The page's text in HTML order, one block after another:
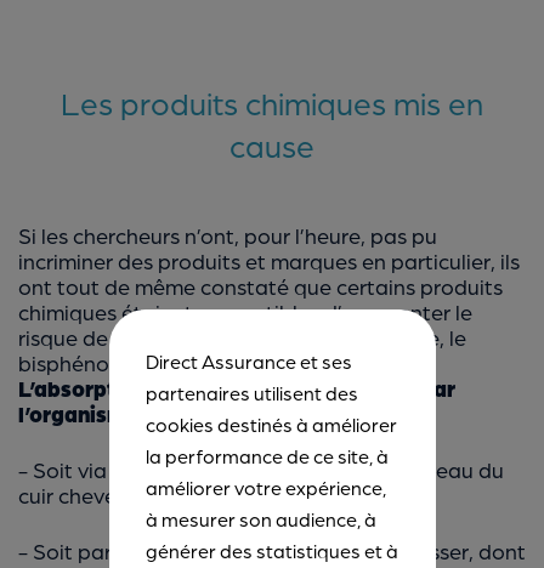
Les produits chimiques mis en
cause
Si les chercheurs n’ont, pour l’heure, pas pu
incriminer des produits et marques en particulier, ils
ont tout de même constaté que certains produits
chimiques étaient susceptibles d’augmenter le
risque de cancer. À savoir, le formaldéhyde, le
bisphénol A, le parabène et les métaux.
L’absorption de ces produits chimiques par
l’organisme se ferait de deux manières
- Soit via des lésions ou des brûlures au niveau du
cuir chevelu ;
- Soit par l’utilisation combinée de fers à lisser, dont
Direct Assurance et ses
partenaires utilisent des
cookies destinés à améliorer
la performance de ce site, à
améliorer votre expérience,
à mesurer son audience, à
générer des statistiques et à